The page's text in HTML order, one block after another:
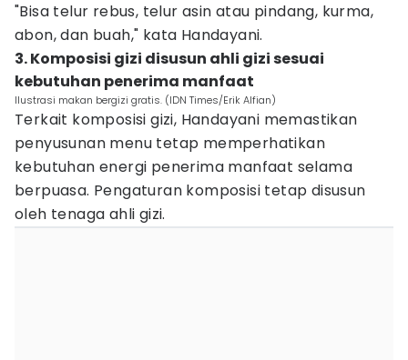
"Bisa telur rebus, telur asin atau pindang, kurma,
abon, dan buah," kata Handayani.
3. Komposisi gizi disusun ahli gizi sesuai
kebutuhan penerima manfaat
Ilustrasi makan bergizi gratis. (IDN Times/Erik Alfian)
Terkait komposisi gizi, Handayani memastikan
penyusunan menu tetap memperhatikan
kebutuhan energi penerima manfaat selama
berpuasa. Pengaturan komposisi tetap disusun
oleh tenaga ahli gizi.